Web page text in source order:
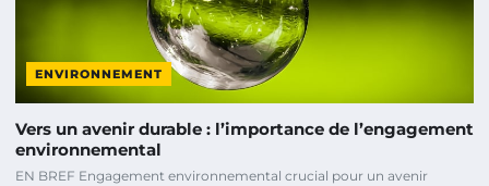
ENVIRONNEMENT
Vers un avenir durable : l’importance de l’engagement
environnemental
EN BREF Engagement environnemental crucial pour un avenir